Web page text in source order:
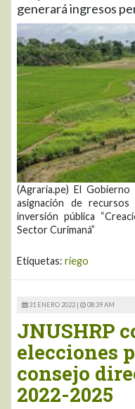
generará ingresos
(Agraria.pe) El
asignación de
inversión pública
Sector Curimaná”
Etiquetas: riego
31 ENERO 2022 | 08:39 AM
JNUSHRP
elecciones
consejo
2022-2025